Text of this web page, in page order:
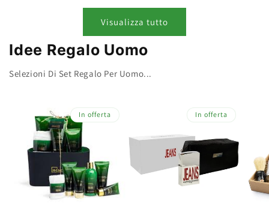
Visualizza tutto
Idee Regalo Uomo
Selezioni Di Set Regalo Per Uomo...
In offerta In offerta